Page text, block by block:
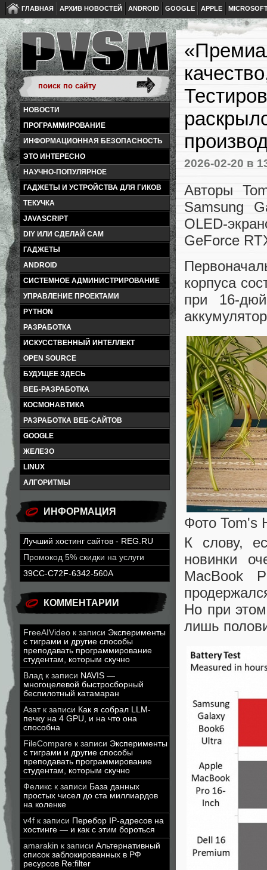
ГЛАВНАЯ АРХИВ НОВОСТЕЙ ANDROID GOOGLE APPLE
НОВОСТИ
ПРОГРАММИРОВАНИЕ
ИНФОРМАЦИОННАЯ БЕЗОПАСНОСТЬ
ЭТО ИНТЕРЕСНО
НАУЧНО-ПОПУЛЯРНОЕ
ГАДЖЕТЫ И УСТРОЙСТВА ДЛЯ ГИКОВ
ТЕКУЧКА
JAVASCRIPT
DIY ИЛИ СДЕЛАЙ САМ
ГАДЖЕТЫ
ANDROID
СИСТЕМНОЕ АДМИНИСТРИРОВАНИЕ
УПРАВЛЕНИЕ ПРОЕКТАМИ
PYTHON
РАЗРАБОТКА
ИСКУССТВЕННЫЙ ИНТЕЛЛЕКТ
OPEN SOURCE
БУДУЩЕЕ ЗДЕСЬ
ВЕБ-РАЗРАБОТКА
КОСМОНАВТИКА
РАЗРАБОТКА ВЕБ-САЙТОВ
GOOGLE
ЖЕЛЕЗО
LINUX
АЛГОРИТМЫ
ИНФОРМАЦИЯ
Лучший хостинг сайтов - REG.RU
Промокод 5% скидки на услуги
39CC-C72F-6342-560A
КОММЕНТАРИИ
FreeAIVideo к записи Эксперименты
с тиграми и другие способы
преподавать программирование
студентам, которым скучно
Влад к записи NAVIS —
многоцелевой быстросборный
беспилотный катамаран
Азатк записи Как я собрал LLM-
печку на 4 GPU, и на что она
способна
FileCompare к записи Эксперименты
с тиграми и другие способы
преподавать программирование
студентам, которым скучно
Феликс к записи База данных
простых чисел до ста миллиардов
на коленке
v4f к записи Перебор IP-адресов на
хостинге — и как с этим бороться
amarakin к записи Альтернативный
список заблокированных в РФ
ресурсов Re:filter
2026-02-20 в
Авторы
Samsung
OLED-
GeForce
корпуса
при 16-
Фото Tom's
К слову,
новинки
MacBook
Но при
лишь